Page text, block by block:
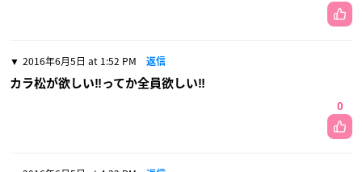
2016年6月5日 at 1:52 PM 返信
カラ松が欲しい‼ってか全員欲しい‼
0